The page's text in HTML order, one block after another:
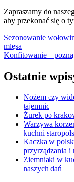
Zapraszamy do
aby przekonać się o
Nawigacja
wpisu
Sezonowanie
mięsa
Konfitowanie –
Ostatnie
Nożem czy
tajemnic
Żurek po
Warzywa
kuchni
Kaczka w
przyrządzania i
Ziemniaki w
naszych dań